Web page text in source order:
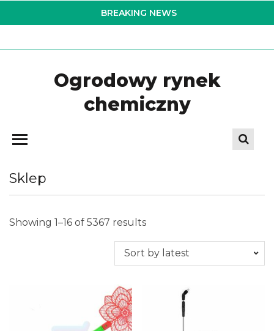
to
BREAKING NEWS
Ogrodowy rynek
chemiczny
Sklep
Showing 1–16 of 5367 results